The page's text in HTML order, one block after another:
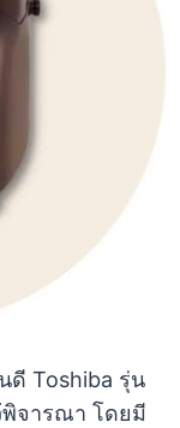
ดี Toshiba รุ่น
พิจารณา โดยมี